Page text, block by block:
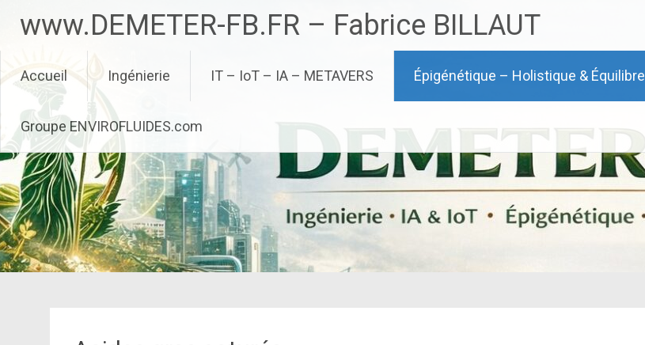
contenu
www.DEMETER-FB.FR – Fabrice BILLAUT
Accueil Ingénierie IT – IoT – IA – METAVERS Épigénétique – Holistique & Équilibre
Groupe ENVIROFLUIDES.com